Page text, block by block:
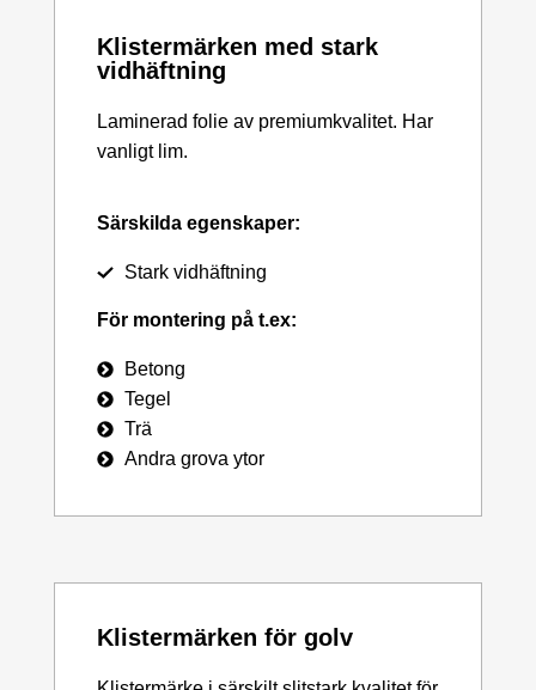
Klistermärken med stark
vidhäftning
Laminerad folie av premiumkvalitet. Har
vanligt lim.
Särskilda egenskaper:
Stark vidhäftning
För montering på t.ex:
Betong
Tegel
Trä
Andra grova ytor
Klistermärken för golv